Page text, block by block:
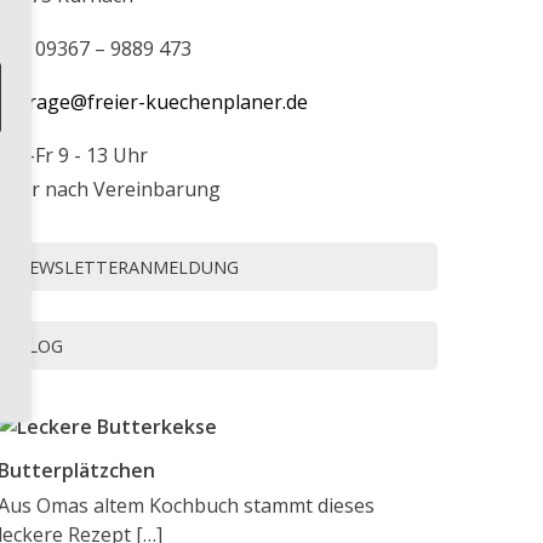
Tel. 09367 – 9889 473
anfrage@freier-kuechenplaner.de
Mo-Fr 9 - 13 Uhr
oder nach Vereinbarung
NEWSLETTERANMELDUNG
BLOG
Butterplätzchen
Omas altem Kochbuch stammt dieses
leckere Rezept […]